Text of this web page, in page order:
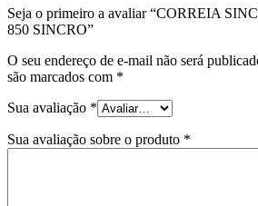
Seja o primeiro a avaliar “CORREIA
850 SINCRO”
O seu endereço de e-mail não será
são marcados com *
Sua avaliação *
Sua avaliação sobre o produto *